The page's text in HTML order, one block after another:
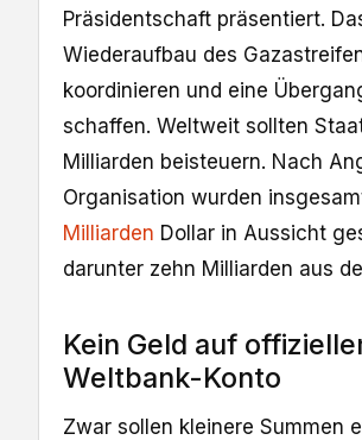
Präsidentschaft präsentiert.
Wiederaufbau des
koordinieren und eine
schaffen. Weltweit sollten
Milliarden beisteuern. Nach
Organisation wurden
Milliarden Dollar in Aussicht
darunter zehn Milliarden aus
Kein Geld auf
Weltbank-Konto
Zwar sollen kleinere Summen